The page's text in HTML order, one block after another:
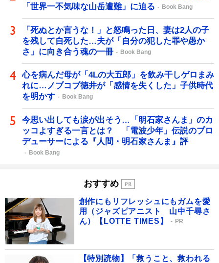
「世界一不気味な山岳遭難」に迫る
Book Bang
「死ぬとか言うな！」と怒鳴った日、妻は2人の子
を残して自死した…夫が「自分の犯した罪や愚か
さ」に向き合う魂の一冊
Book Bang
心を病んだ母が「4Lの大五郎」を飲み干しゲロまみ
れに…ノブコブ徳井が「感情を失くした」子供時代
を明かす
Book Bang
今思い出しても涙が出そう…「明石家さんま」のカ
ッコよすぎる一言とは？ 「電波少年」伝説のプロ
デューサーによる『人間・明石家さんま』評
Book Bang
おすすめ
創作にもリフレッシュにもガムを愛
用（ジャズピアニスト 山中千尋さ
ん）【LOTTE TIMES】
PR
【特別読物】「救うこと、救われる